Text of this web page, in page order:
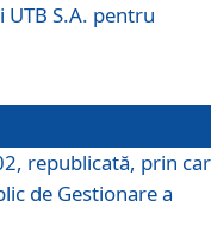
UTB S.A. pentru
republicată, prin
de Gestionare a